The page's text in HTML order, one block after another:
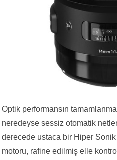
Optik performansın
neredeyse sessiz otomatik
derecede ustaca bir Hiper
motoru, rafine edilmiş elle